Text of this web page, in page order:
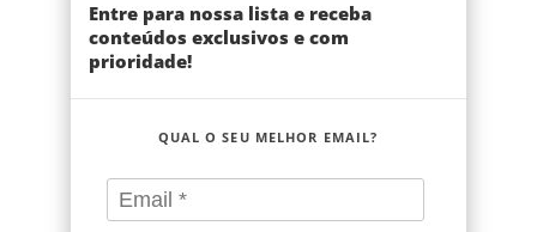
Entre para nossa lista e receba
conteúdos exclusivos e com
prioridade!
QUAL O SEU MELHOR EMAIL?